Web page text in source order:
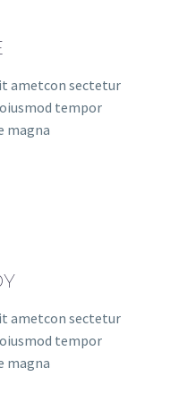
ametcon sectetur
tempor
magna
ametcon sectetur
tempor
magna